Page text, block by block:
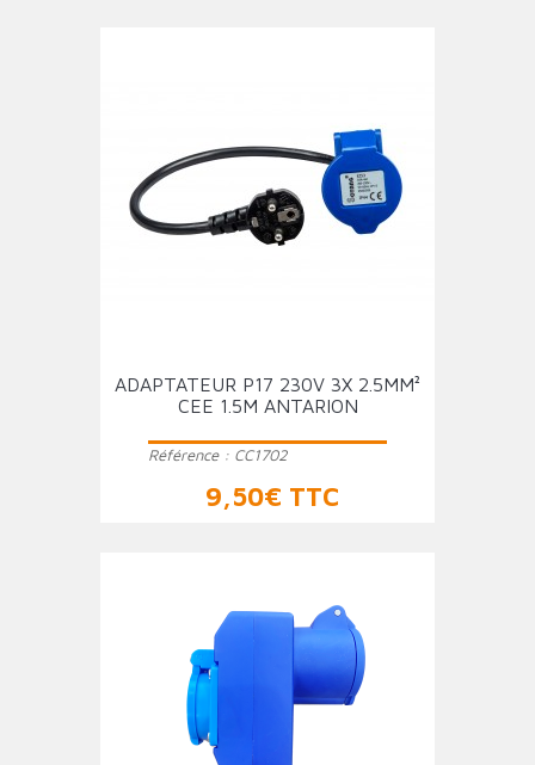
ADAPTATEUR P17 230V 3X 2.5MM²
CEE 1.5M ANTARION
Référence : CC1702
Prix
9,50€ TTC